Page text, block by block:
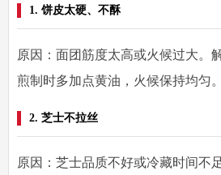
1. 饼皮太硬、不酥
原因：面团筋度太高或火候过大。
煎制时多加点黄油，火候保持均匀。
2. 芝士不拉丝
原因：芝士品质不好或冷藏时间不